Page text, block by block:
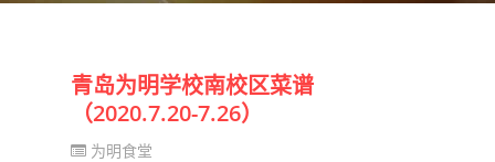
青岛为明学校南校区菜谱
（2020.7.20-7.26）
为明食堂